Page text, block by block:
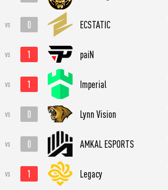
vs 0 ECSTATIC
vs 1 paiN
vs 1 Imperial
vs 0 Lynn Vision
vs 0 AMKAL ESPORTS
vs 1 Legacy